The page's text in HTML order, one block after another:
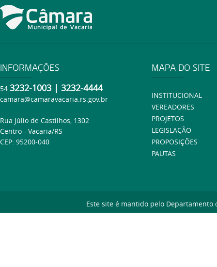
INFORMAÇÕES
54 3232-1003 | 3232-4444
camara@camaravacaria.rs.gov.br
Rua Júlio de Castilhos, 1302
Centro - Vacaria/RS
CEP: 95200-040
MAPA DO SITE
INSTITUCIONAL
VEREADORES
PROJETOS
LEGISLAÇÃO
PROPOSIÇÕES
PAUTAS
Este site é mantido pelo